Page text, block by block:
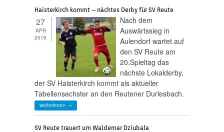
Haisterkirch kommt – nächtes Derby für SV Reute
27
APR
2019
Nach dem
Auswärtssieg in
Aulendorf wartet auf
den SV Reute am
20.Spieltag das
nächste Lokalderby,
der SV Haisterkirch kommt als aktueller
Tabellensechster an den Reutener Durlesbach.
weiterlesen →
SV Reute trauert um Waldemar Dziubala